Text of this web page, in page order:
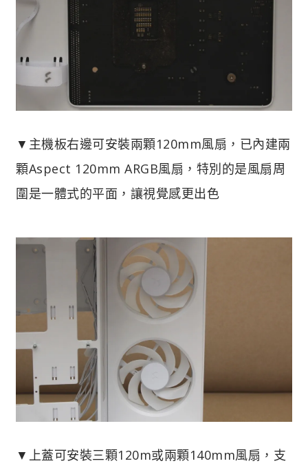
▼主機板右邊可安裝兩顆120mm風扇，已內建兩
顆Aspect 120mm ARGB風扇，特別的是風扇周
圍是一體式的平面，讓視覺感更出色
▼上蓋可安裝三顆120m或兩顆140mm風扇，支